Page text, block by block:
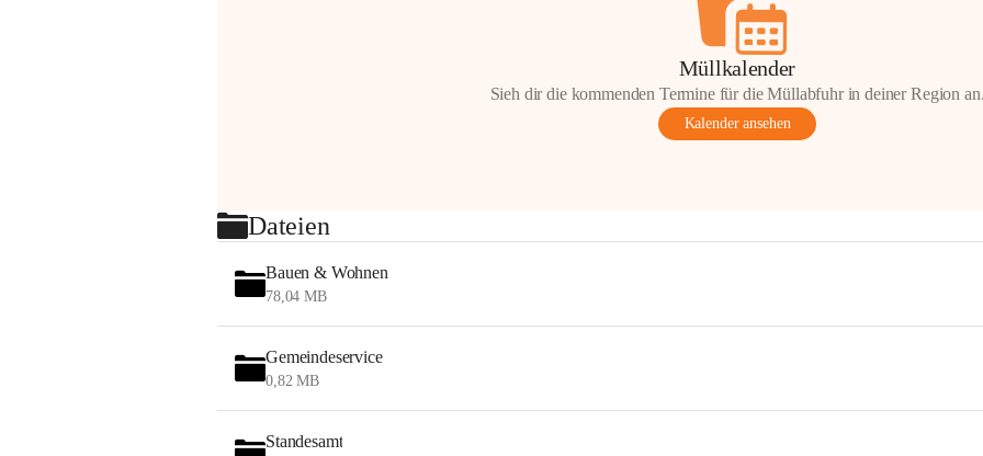
Müllkalender
Sieh dir die kommenden Termine für die Müllabfuhr in deiner Region
Kalender ansehen
Dateien
Bauen & Wohnen
78,04 MB
Gemeindeservice
0,82 MB
Standesamt